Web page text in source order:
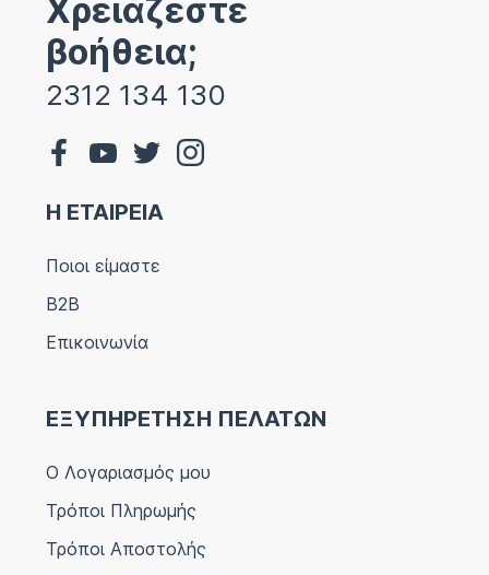
Χρειάζεστε
βοήθεια;
2312 134 130
Η ΕΤΑΙΡΕΙΑ
Ποιοι είμαστε
B2B
Επικοινωνία
ΕΞΥΠΗΡΕΤΗΣΗ ΠΕΛΑΤΩΝ
Ο Λογαριασμός μου
Τρόποι Πληρωμής
Τρόποι Αποστολής